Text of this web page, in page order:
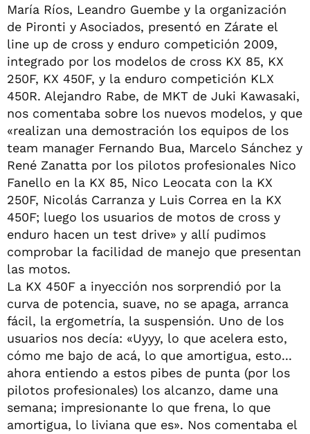
María Ríos, Leandro Guembe y la organización
de Pironti y Asociados, presentó en Zárate el
line up de cross y enduro competición 2009,
integrado por los modelos de cross KX 85, KX
250F, KX 450F, y la enduro competición KLX
450R. Alejandro Rabe, de MKT de Juki Kawasaki,
nos comentaba sobre los nuevos modelos, y que
«realizan una demostración los equipos de los
team manager Fernando Bua, Marcelo Sánchez y
René Zanatta por los pilotos profesionales Nico
Fanello en la KX 85, Nico Leocata con la KX
250F, Nicolás Carranza y Luis Correa en la KX
450F; luego los usuarios de motos de cross y
enduro hacen un test drive» y allí pudimos
comprobar la facilidad de manejo que presentan
las motos.
La KX 450F a inyección nos sorprendió por la
curva de potencia, suave, no se apaga, arranca
fácil, la ergometría, la suspensión. Uno de los
usuarios nos decía: «Uyyy, lo que acelera esto,
cómo me bajo de acá, lo que amortigua, esto...
ahora entiendo a estos pibes de punta (por los
pilotos profesionales) los alcanzo, dame una
semana; impresionante lo que frena, lo que
amortigua, lo liviana que es». Nos comentaba el